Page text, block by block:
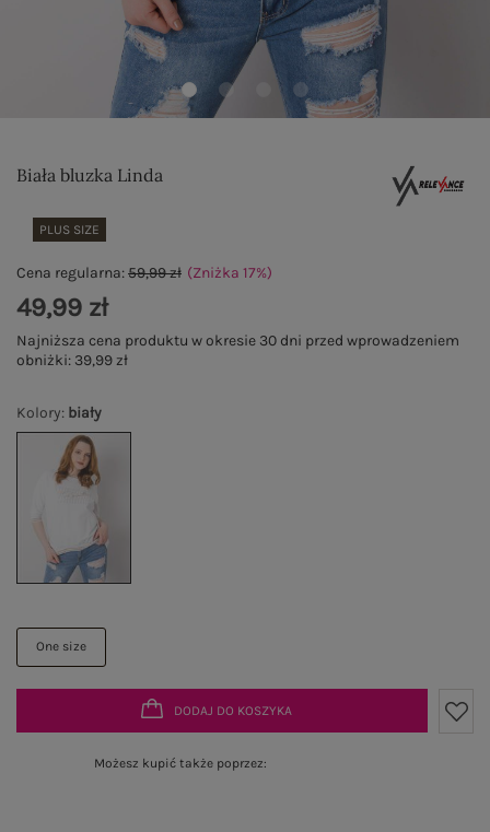
Biała bluzka Linda
PLUS SIZE
Kolory: biały
One size
Cena regularna:59,99 zł (Zniżka 17%)
49,99 zł
Najniższa cena produktu w okresie 30 dni przed wprowadzeniem
obniżki: 39,99 zł
DODAJ DO KOSZYKA
Możesz kupić także poprzez: